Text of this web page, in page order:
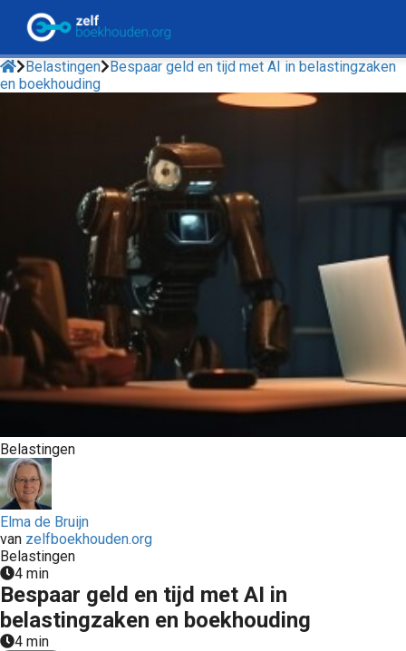
Belastingen
Bespaar geld en tijd met AI in belastingzaken
en boekhouding
Belastingen
Elma de Bruijn
van zelfboekhouden.org
Belastingen
4 min
Bespaar geld en tijd met AI in
belastingzaken en boekhouding
4 min